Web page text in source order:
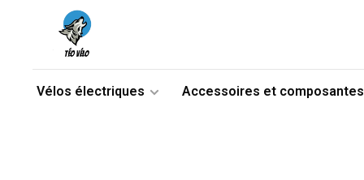
Vélos électriques Accessoires et composantes